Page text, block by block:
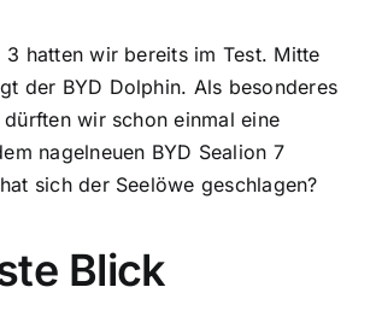
3 hatten wir bereits im Test. Mitte
der BYD Dolphin. Als besonderes
dürften wir schon einmal eine
nagelneuen BYD Sealion 7
sich der Seelöwe geschlagen?
Blick